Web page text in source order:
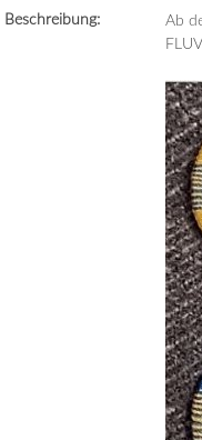
Beschreibung: Ab